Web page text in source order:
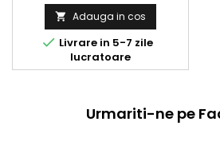
 Adauga in cos
 Livrare in 5-7 zile
lucratoare
Urmariti-ne pe